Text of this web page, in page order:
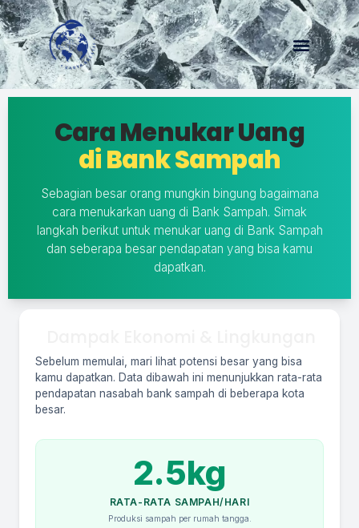
Menu
Cara Menukar Uang
di Bank Sampah
Sebagian besar orang mungkin bingung bagaimana
cara menukarkan uang di Bank Sampah. Simak
langkah berikut untuk menukar uang di Bank Sampah
dan seberapa besar pendapatan yang bisa kamu
dapatkan.
Sebelum memulai, mari lihat potensi besar yang bisa
kamu dapatkan. Data dibawah ini menunjukkan rata-rata
pendapatan nasabah bank sampah di beberapa kota
besar.
2.5kg
RATA-RATA SAMPAH/HARI
Produksi sampah per rumah tangga.